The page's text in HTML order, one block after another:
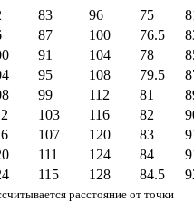
83 96 75
87 100 76.5
91 104 78
95 108 79.5
99 112 81
103 116 82
107 120 83
111 124 84
115 128 84.5
расстояние от точки